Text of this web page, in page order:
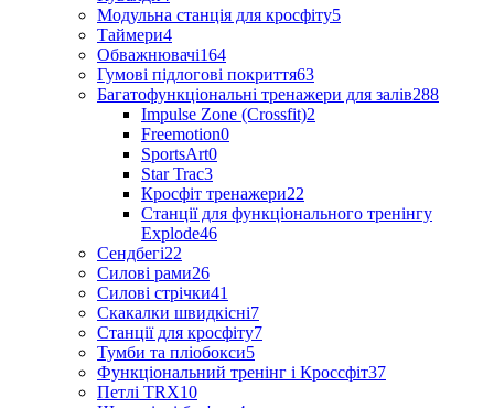
Модульна станція для кросфіту5
Таймери4
Обважнювачі164
Гумові підлогові покриття63
Багатофункціональні тренажери для залів288
Impulse Zone (Crossfit)2
Freemotion0
SportsArt0
Star Trac3
Кросфіт тренажери22
Станції для функціонального тренінгу
Explode46
Сендбегі22
Силові рами26
Силові стрічки41
Скакалки швидкісні7
Станції для кросфіту7
Тумби та пліобокси5
Функціональний тренінг і Кроссфіт37
Петлі TRX10